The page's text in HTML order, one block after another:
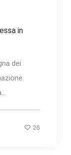
in
dei
26